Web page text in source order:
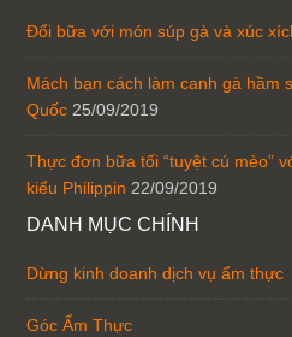
Đổi bữa với món súp gà và xúc
Mách bạn cách làm canh gà hầm
Quốc 25/09/2019
Thực đơn bữa tối “tuyệt cú mèo”
kiểu Philippin 22/09/2019
DANH MỤC CHÍNH
Dừng kinh doanh dịch vụ ẩm thực
Góc Ẩm Thực